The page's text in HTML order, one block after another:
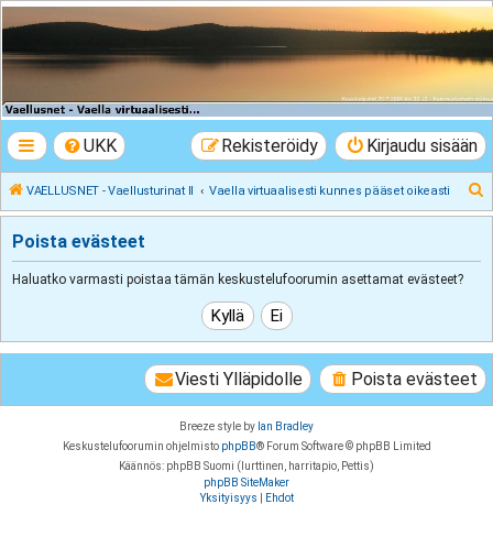
VAELLUSNET -
Vaellusturinat II
UKK Kirjaudu sisään
Rekisteröidy
VAELLUSNET - Vaellusturinat II Vaella virtuaalisesti kunnes pääset oikeasti
t
Poista evästeet
Haluatko varmasti poistaa tämän keskustelufoorumin asettamat evästeet?
Poista evästeet
Viesti Ylläpidolle
Breeze style by Ian Bradley
Keskustelufoorumin ohjelmisto phpBB® Forum Software © phpBB Limited
Käännös: phpBB Suomi (lurttinen, harritapio, Pettis)
phpBB SiteMaker
Yksityisyys
Ehdot